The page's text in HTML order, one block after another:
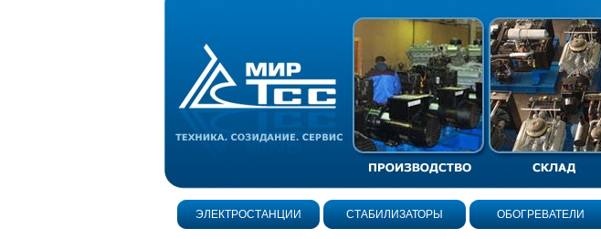
ЭЛЕКТРОСТАНЦИИ СТАБИЛИЗАТОРЫ ОБОГРЕВАТЕЛИ